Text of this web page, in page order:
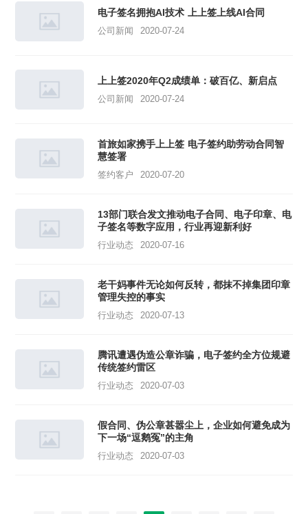
电子签名拥抱AI技术 上上签上线AI合同
公司新闻 2020-07-24
上上签2020年Q2成绩单：破百亿、新启点
公司新闻 2020-07-24
首旅如家携手上上签 电子签约助劳动合同智
慧签署
签约客户 2020-07-20
13部门联合发文推动电子合同、电子印章、电
子签名等数字应用，行业再迎新利好
行业动态 2020-07-16
老干妈事件无论如何反转，都抹不掉集团印章
管理失控的事实
行业动态 2020-07-13
腾讯遭遇伪造公章诈骗，电子签约全方位规避
传统签约雷区
行业动态 2020-07-03
假合同、伪公章甚嚣尘上，企业如何避免成为
下一场“逗鹅冤”的主角
行业动态 2020-07-03